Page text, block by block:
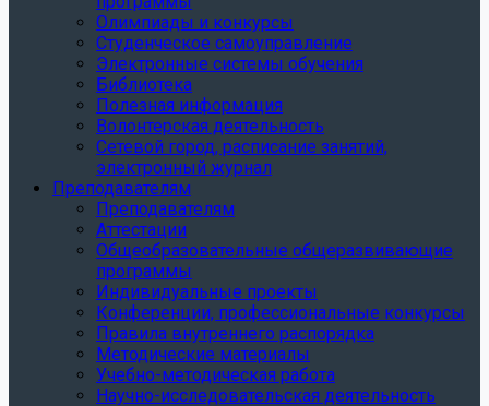
Олимпиады и конкурсы
Студенческое самоуправление
Электронные системы обучения
Библиотека
Полезная информация
Волонтерская деятельность
Сетевой город, расписание занятий,
электронный журнал
Преподавателям
Преподавателям
Аттестации
Общеобразовательные общеразвивающие
программы
Индивидуальные проекты
Конференции, профессиональные конкурсы
Правила внутреннего распорядка
Методические материалы
Учебно-методическая работа
Научно-исследовательская деятельность